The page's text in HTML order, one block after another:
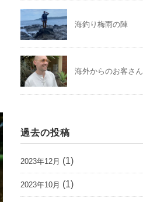
海釣り梅雨の陣
海外からのお客さん
過去の投稿
2023年12月 (1)
2023年10月 (1)